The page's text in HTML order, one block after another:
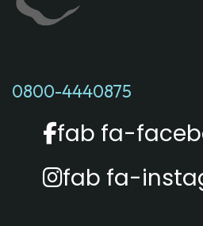
0800-4440875
fab fa-
fab fa-